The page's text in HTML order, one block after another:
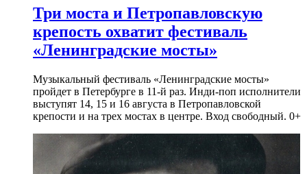
Три моста и Петропавловскую
крепость охватит фестиваль
«Ленинградские мосты»
Музыкальный фестиваль «Ленинградские мосты»
пройдет в Петербурге в 11-й раз. Инди-поп исполнители
выступят 14, 15 и 16 августа в Петропавловской
крепости и на трех мостах в центре. Вход свободный. 0+